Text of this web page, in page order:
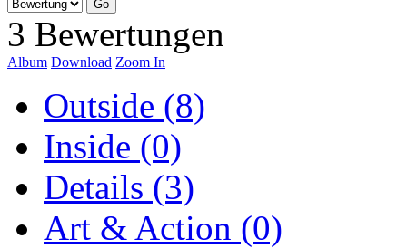
3 Bewertungen
Album Download Zoom In
Outside (8)
Inside (0)
Details (3)
Art & Action (0)